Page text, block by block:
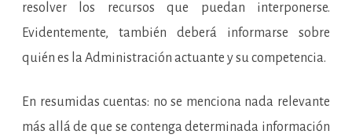
resolver los recursos que puedan interponerse.
Evidentemente, también deberá informarse sobre
quién es la Administración actuante y su competencia.
En resumidas cuentas: no se menciona nada relevante
más allá de que se contenga determinada información